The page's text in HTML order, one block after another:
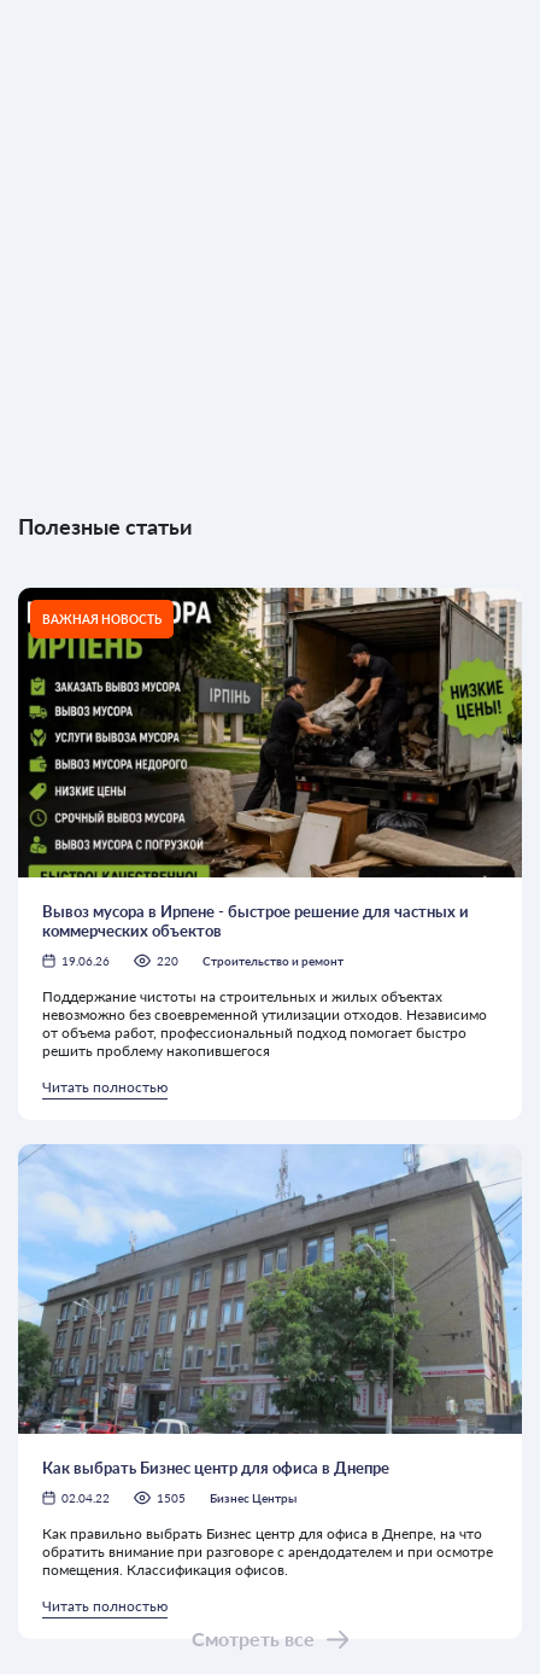
Полезные статьи
Смотреть все
ВАЖНАЯ НОВОСТЬ
Вывоз мусора в Ирпене - быстрое решение для частных и
коммерческих объектов
19.06.26 220 Строительство и ремонт
Поддержание чистоты на строительных и жилых объектах
невозможно без своевременной утилизации отходов. Независимо
от объема работ, профессиональный подход помогает быстро
решить проблему накопившегося
Читать полностью
Как выбрать Бизнес центр для офиса в Днепре
02.04.22 1505 Бизнес Центры
Как правильно выбрать Бизнес центр для офиса в Днепре, на что
обратить внимание при разговоре с арендодателем и при осмотре
помещения. Классификация офисов.
Читать полностью